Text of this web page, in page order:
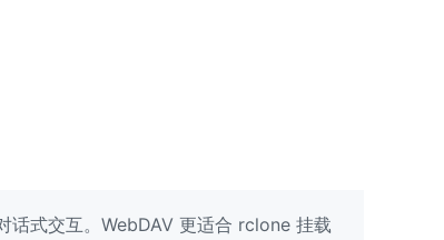
话式交互。WebDAV 更适合 rclone 挂载